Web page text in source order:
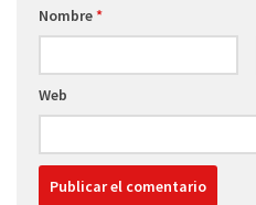
Nombre*
Web